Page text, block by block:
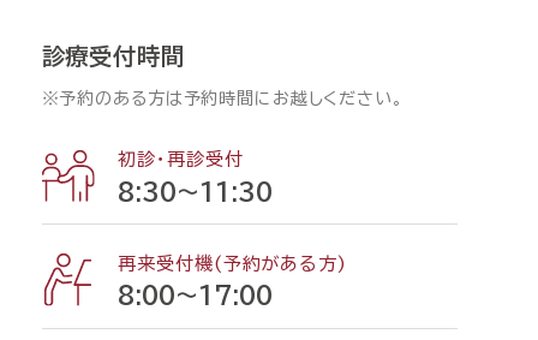
診療受付時間
※予約のある方は予約時間にお越しください。
初診・再診受付
8:30〜11:30
再来受付機(予約がある方)
8:00〜17:00